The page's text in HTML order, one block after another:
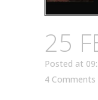
25
Posted at
4 Comments